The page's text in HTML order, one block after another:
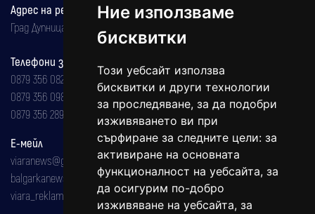
Ние използваме
бисквитки
Този уебсайт използва
бисквитки и други технологии
за проследяване, за да подобри
изживяването ви при
сърфиране за следните цели: за
активиране на основната
функционалност на уебсайта, за
да осигурим по-добро
изживяване на уебсайта, за
Адрес на редакцията
Град Дупница, ул.''Христо Ботев" 43
Телефони за реклама и абонаменти
0879 356 082
0879 356 098
0879 356 289
Е-мейл
viaranews@gmail.com
balgarkanews@gmail.com
viara_reklama@mail.bg